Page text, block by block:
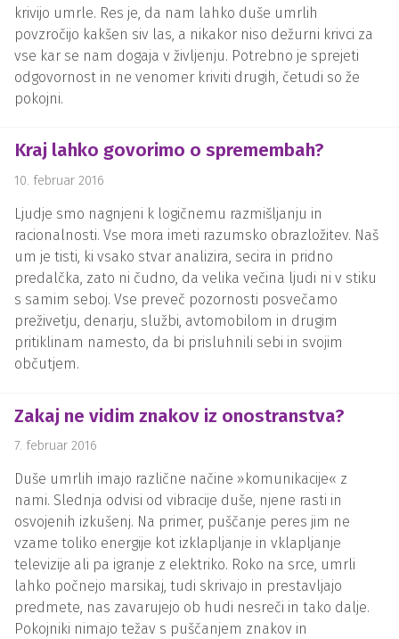
krivijo umrle. Res je, da nam lahko duše umrlih
povzročijo kakšen siv las, a nikakor niso dežurni krivci za
vse kar se nam dogaja v življenju. Potrebno je sprejeti
odgovornost in ne venomer kriviti drugih, četudi so že
pokojni.
Kraj lahko govorimo o spremembah?
10. februar 2016
Ljudje smo nagnjeni k logičnemu razmišljanju in
racionalnosti. Vse mora imeti razumsko obrazložitev. Naš
um je tisti, ki vsako stvar analizira, secira in pridno
predalčka, zato ni čudno, da velika večina ljudi ni v stiku
s samim seboj. Vse preveč pozornosti posvečamo
preživetju, denarju, službi, avtomobilom in drugim
pritiklinam namesto, da bi prisluhnili sebi in svojim
občutjem.
Zakaj ne vidim znakov iz onostranstva?
7. februar 2016
Duše umrlih imajo različne načine »komunikacije« z
nami. Slednja odvisi od vibracije duše, njene rasti in
osvojenih izkušenj. Na primer, puščanje peres jim ne
vzame toliko energije kot izklapljanje in vklapljanje
televizije ali pa igranje z elektriko. Roko na srce, umrli
lahko počnejo marsikaj, tudi skrivajo in prestavljajo
predmete, nas zavarujejo ob hudi nesreči in tako dalje.
Pokojniki nimajo težav s puščanjem znakov in